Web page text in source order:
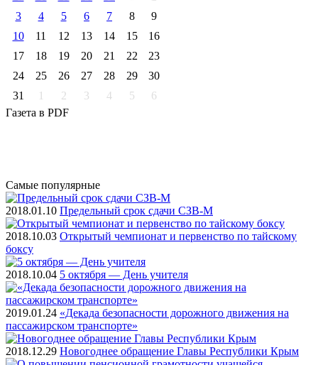
3
4 5 6 7 8
9
10
11 12 13 14 15
16
17
18 19 20 21 22
23
24
25 26 27 28 29
30
31
1 2 3 4 5
6
Газета в PDF
Самые популярные
2018.01.10 Предельный срок сдачи СЗВ-М
2018.10.03 Открытый чемпионат и первенство по тайскому
боксу
2018.10.04 5 октября — День учителя
2019.01.24 «Декада безопасности дорожного движения на
пассажирском транспорте»
2018.12.29 Новогоднее обращение Главы Республики Крым